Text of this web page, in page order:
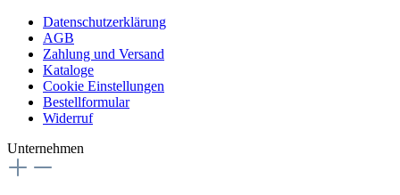
Datenschutzerklärung
AGB
Zahlung und Versand
Kataloge
Cookie Einstellungen
Bestellformular
Widerruf
Unternehmen